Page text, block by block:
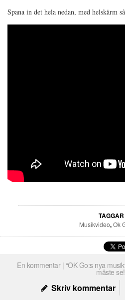
Spana in det hela nedan, med helskärm
TAGGAR
Musikvideo,Ok
En kommentar | “OK Go:s nya
måste
Skriv kommentar